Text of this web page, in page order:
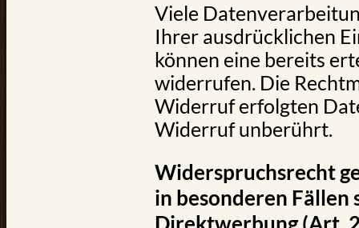
Viele
Ihrer ausdrücklichen
können eine bereits
widerrufen. Die
Widerruf erfolgten
Widerruf unberührt.
Widerspruchsrecht
in besonderen Fällen